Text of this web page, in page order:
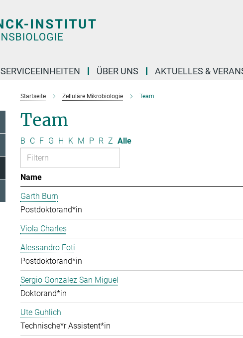
SERVICEEINHEITEN ÜBER UNS AKTUELLES &
Startseite Zelluläre Mikrobiologie Team
Team
B C F G H K M P R Z Alle
Name
Garth Burn
Postdoktorand*in
Viola Charles
Alessandro Foti
Postdoktorand*in
Sergio Gonzalez San Miguel
Doktorand*in
Ute Guhlich
Technische*r Assistent*in